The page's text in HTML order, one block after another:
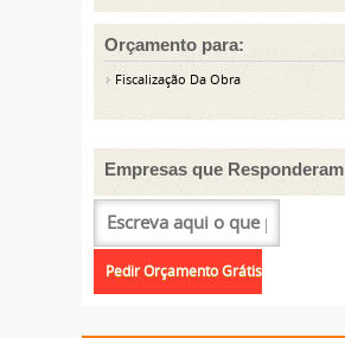
Orçamento para:
Fiscalização Da Obra
Empresas que Responderam